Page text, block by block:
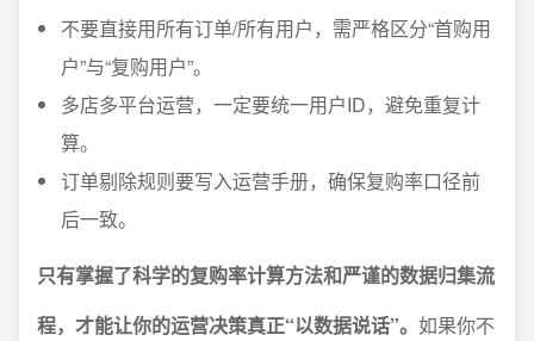
不要直接用所有订单/所有用户，需严格区分“首购用
户”与“复购用户”。
多店多平台运营，一定要统一用户ID，避免重复计
算。
订单剔除规则要写入运营手册，确保复购率口径前
后一致。
只有掌握了科学的复购率计算方法和严谨的数据归集流
程，才能让你的运营决策真正“以数据说话”。 如果你不